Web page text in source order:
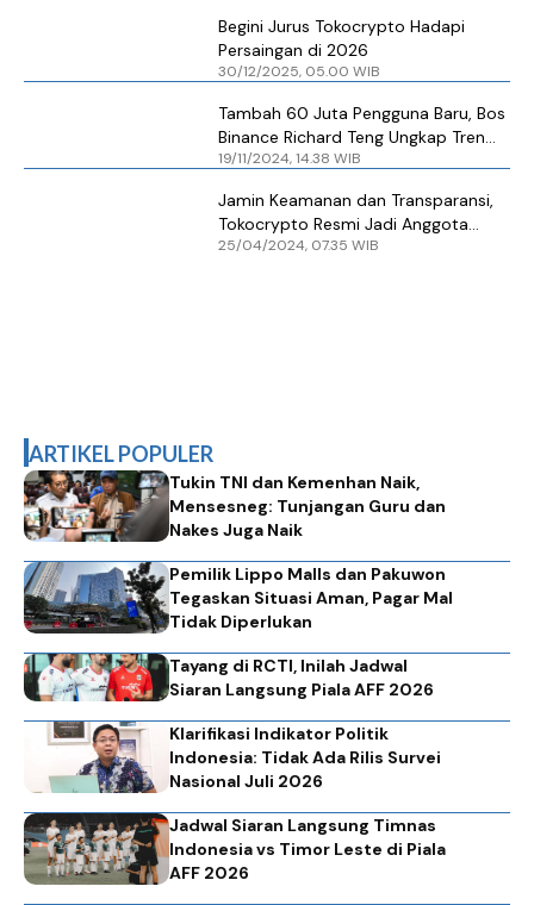
Begini Jurus Tokocrypto Hadapi
Persaingan di 2026
30/12/2025, 05.00 WIB
Tambah 60 Juta Pengguna Baru, Bos
Binance Richard Teng Ungkap Tren
Pertumbuhan Pengguna Kripto
19/11/2024, 14.38 WIB
Jamin Keamanan dan Transparansi,
Tokocrypto Resmi Jadi Anggota
Bursa Kripto dan Kliring
25/04/2024, 07.35 WIB
ARTIKEL POPULER
Tukin TNI dan Kemenhan Naik,
Mensesneg: Tunjangan Guru dan
Nakes Juga Naik
Pemilik Lippo Malls dan Pakuwon
Tegaskan Situasi Aman, Pagar Mal
Tidak Diperlukan
Tayang di RCTI, Inilah Jadwal
Siaran Langsung Piala AFF 2026
Klarifikasi Indikator Politik
Indonesia: Tidak Ada Rilis Survei
Nasional Juli 2026
Jadwal Siaran Langsung Timnas
Indonesia vs Timor Leste di Piala
AFF 2026